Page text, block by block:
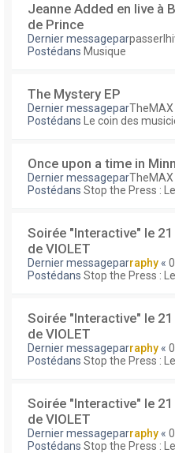
Jeanne Added en live à
de Prince
Dernier messagepar
Postédans Musique
The Mystery EP
Dernier messageparTheMAX
Postédans
Le coin des
Once upon a time in
Dernier messageparTheMAX
Postédans Stop the Press :
Soirée "Interactive" le
de VIOLET
Dernier messageparraphy «
Postédans Stop the Press :
Soirée "Interactive" le
de VIOLET
Dernier messageparraphy «
Postédans Stop the Press :
Soirée "Interactive" le
de VIOLET
Dernier messageparraphy «
Postédans Stop the Press :